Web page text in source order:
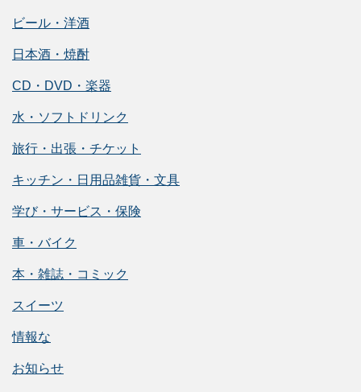
ビール・洋酒
日本酒・焼酎
CD・DVD・楽器
水・ソフトドリンク
旅行・出張・チケット
キッチン・日用品雑貨・文具
学び・サービス・保険
車・バイク
本・雑誌・コミック
スイーツ
情報な
お知らせ